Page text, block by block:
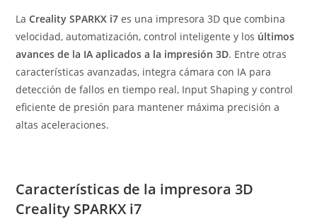
LaCreality SPARKX i7 es una impresora 3D que combina
velocidad, automatización, control inteligente y los últimos
avances de la IA aplicados a la impresión 3D. Entre otras
características avanzadas, integra cámara con IA para
detección de fallos en tiempo real, Input Shaping y control
eficiente de presión para mantener máxima precisión a
altas aceleraciones.
Características de la impresora 3D
Creality SPARKX i7